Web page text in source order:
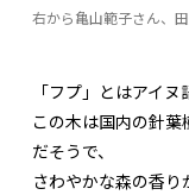
右から亀山範子さん、
「フプ」とはアイ
この木は国内の針
だそうで、
さわやかな森の香り